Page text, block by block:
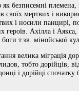
як безписемні
своїх мертвих і
і носили панцирі,
героїв. Ахілла і
т.зв. мінойської
велика міграція
тобто дорійців,
і дорійці